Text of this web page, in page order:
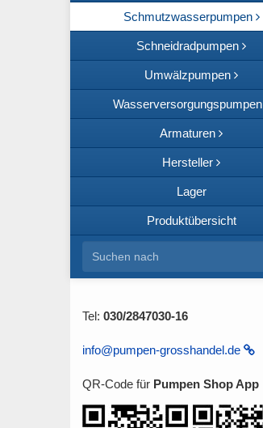
Schmutzwasserpumpen
Schneidradpumpen
Umwälzpumpen
Wasserversorgungspumpen
Armaturen
Hersteller
Lager
Produktübersicht
Tel: 030/2847030-16
info@pumpen-grosshandel.de
QR-Code für Pumpen Shop App